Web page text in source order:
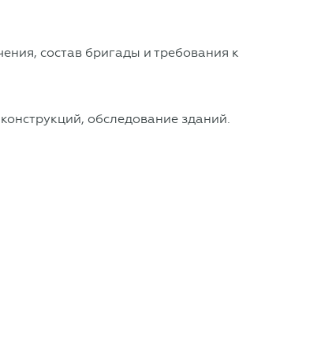
состав бригады и требования к
обследование зданий.